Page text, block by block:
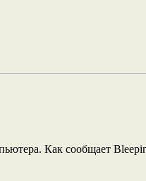
Как сообщает